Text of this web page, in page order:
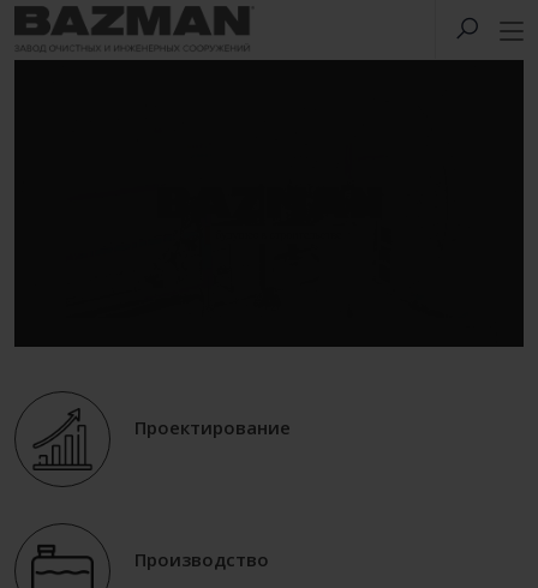
Проектирование
Производство